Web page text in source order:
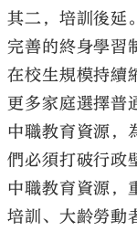
其二，培訓後延
完善的終身學習
在校生規模持續
更多家庭選擇普
中職教育資源，
們必須打破行政
中職教育資源，
培訓、大齡勞動